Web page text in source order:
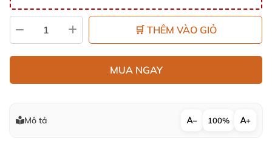
🛒 THÊM VÀO GIỎ
MUA NGAY
Mô tả − 100% +